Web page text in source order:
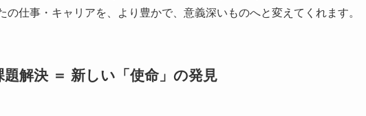
仕事・キャリアを、より豊かで、意義深いものへと変えてくれます。
解決 ＝ 新しい「使命」の発見